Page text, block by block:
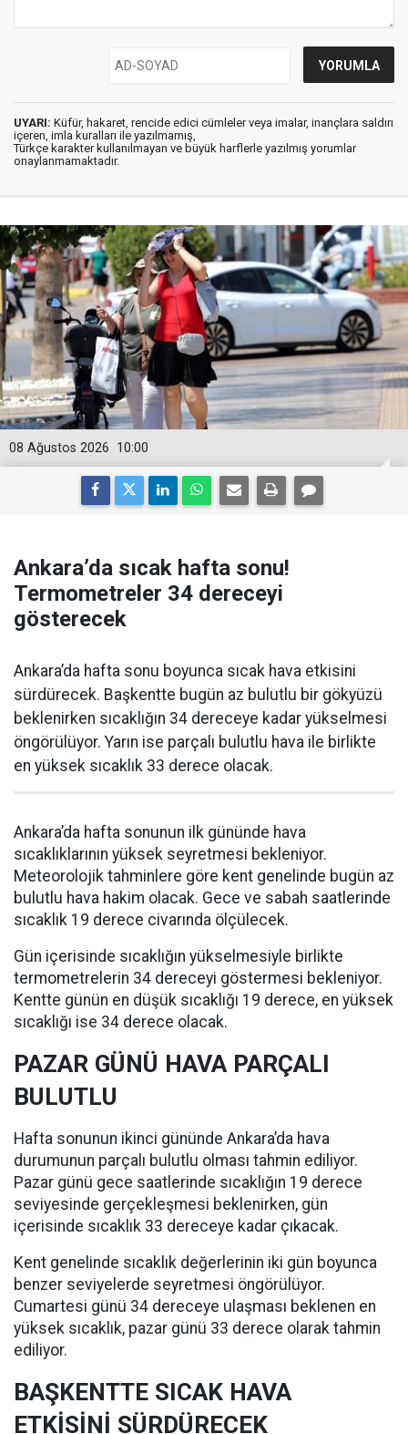
UYARI: Küfür, hakaret, rencide edici cümleler veya imalar, inançlara saldırı
içeren, imla kuralları ile yazılmamış,
Türkçe karakter kullanılmayan ve büyük harflerle yazılmış yorumlar
onaylanmamaktadır.
10:00
08 Ağustos 2026
Ankara’da sıcak hafta sonu!
Termometreler 34 dereceyi
gösterecek
Ankara’da hafta sonu boyunca sıcak hava etkisini
sürdürecek. Başkentte bugün az bulutlu bir gökyüzü
beklenirken sıcaklığın 34 dereceye kadar yükselmesi
öngörülüyor. Yarın ise parçalı bulutlu hava ile birlikte
en yüksek sıcaklık 33 derece olacak.
Ankara’da hafta sonunun ilk gününde hava
sıcaklıklarının yüksek seyretmesi bekleniyor.
Meteorolojik tahminlere göre kent genelinde bugün az
bulutlu hava hakim olacak. Gece ve sabah saatlerinde
sıcaklık 19 derece civarında ölçülecek.
Gün içerisinde sıcaklığın yükselmesiyle birlikte
termometrelerin 34 dereceyi göstermesi bekleniyor.
Kentte günün en düşük sıcaklığı 19 derece, en yüksek
sıcaklığı ise 34 derece olacak.
PAZAR GÜNÜ HAVA PARÇALI
BULUTLU
Hafta sonunun ikinci gününde Ankara’da hava
durumunun parçalı bulutlu olması tahmin ediliyor.
Pazar günü gece saatlerinde sıcaklığın 19 derece
seviyesinde gerçekleşmesi beklenirken, gün
içerisinde sıcaklık 33 dereceye kadar çıkacak.
Kent genelinde sıcaklık değerlerinin iki gün boyunca
benzer seviyelerde seyretmesi öngörülüyor.
Cumartesi günü 34 dereceye ulaşması beklenen en
yüksek sıcaklık, pazar günü 33 derece olarak tahmin
ediliyor.
BAŞKENTTE SICAK HAVA
ETKİSİNİ SÜRDÜRECEK